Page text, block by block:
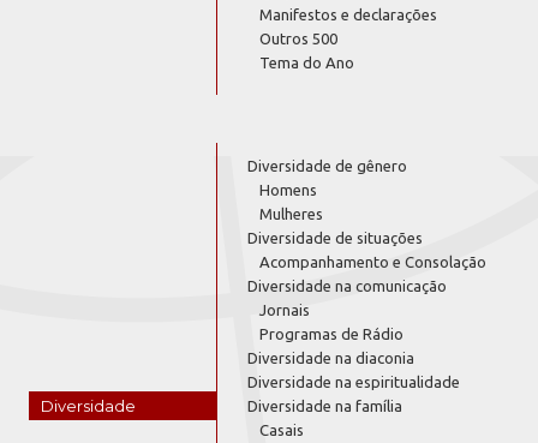
Manifestos e declarações
Outros 500
Tema do Ano
Diversidade
Diversidade de gênero
Homens
Mulheres
Diversidade de situações
Acompanhamento e Consolação
Diversidade na comunicação
Jornais
Programas de Rádio
Diversidade na diaconia
Diversidade na espiritualidade
Diversidade na família
Casais